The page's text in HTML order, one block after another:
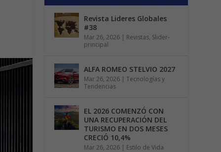
Revista Lideres Globales
#38
Mar 26, 2026 | Revistas, Slider-
principal
ALFA ROMEO STELVIO 2027
Mar 26, 2026 |Tecnologías y
Tendencias
EL 2026 COMENZÓ CON
UNA RECUPERACIÓN DEL
TURISMO EN DOS MESES
CRECIÓ 10,4%
Mar 26, 2026 | Estilo de Vida